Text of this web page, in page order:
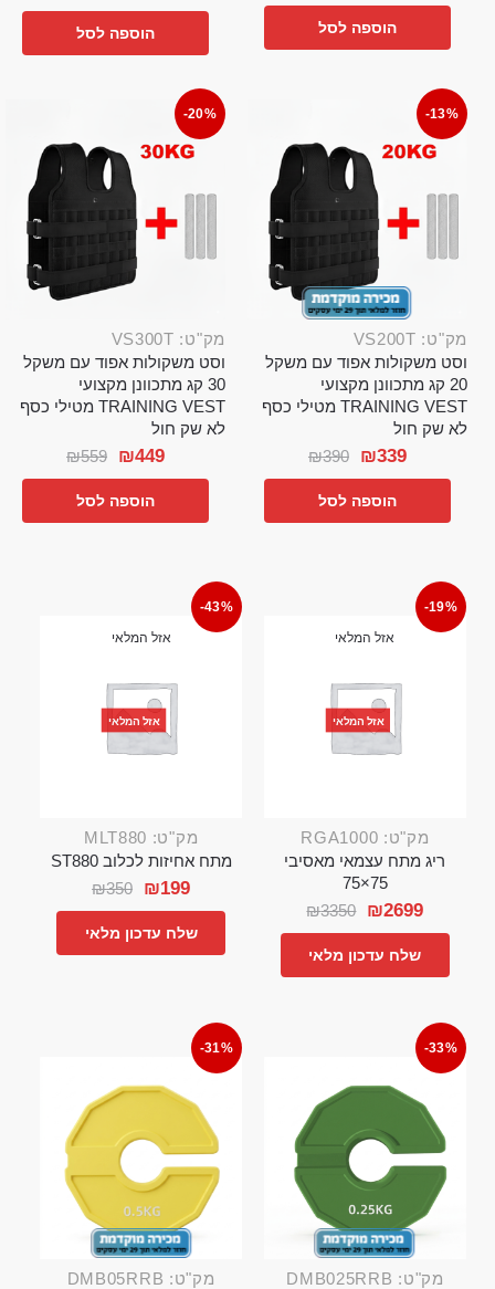
הוספה לסל הוספה לסל
-13%
מק"ט: VS200T
וסט משקולות אפוד עם משקל
20 קג מתכוונן מקצועי
TRAINING VEST מטילי כסף
לא שק חול
₪390 ₪339
הוספה לסל
-20%
מק"ט: VS300T
וסט משקולות אפוד עם משקל
30 קג מתכוונן מקצועי
TRAINING VEST מטילי כסף
לא שק חול
₪559 ₪449
הוספה לסל
-19%
אזל המלאי
אזל המלאי
מק"ט: RGA1000
ריג מתח עצמאי מאסיבי
75×75
₪3350 ₪2699
שלח עדכון מלאי
-43%
אזל המלאי
אזל המלאי
מק"ט: MLT880
מתח אחיזות לכלוב ST880
₪350 ₪199
שלח עדכון מלאי
-33%
מק"ט: DMB025RRB
-31%
מק"ט: DMB05RRB